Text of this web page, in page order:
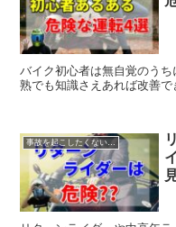
バイク初心者は無自覚のう
熟でも知識さえあれば改善で
事故を起こしたくない人へ